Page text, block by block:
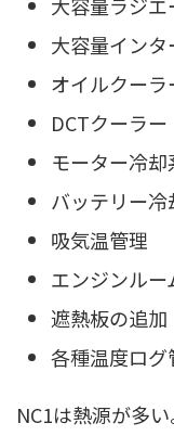
大容量イン
オイルクーラ
DCTクーラー
モーター冷
バッテリー冷
吸気温管理
エンジンル
遮熱板の追加
各種温度ログ
NC1は熱源が多い